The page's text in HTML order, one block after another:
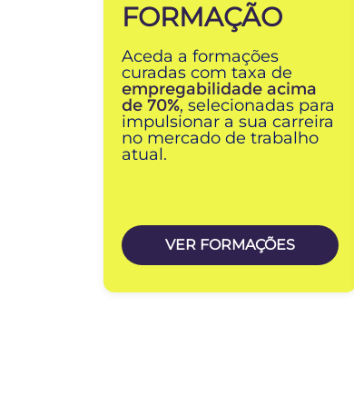
FORMAÇÃO
Aceda a formações
curadas com taxa de
empregabilidade acima
de 70%, selecionadas para
impulsionar a sua carreira
no mercado de trabalho
atual.
VER FORMAÇÕES